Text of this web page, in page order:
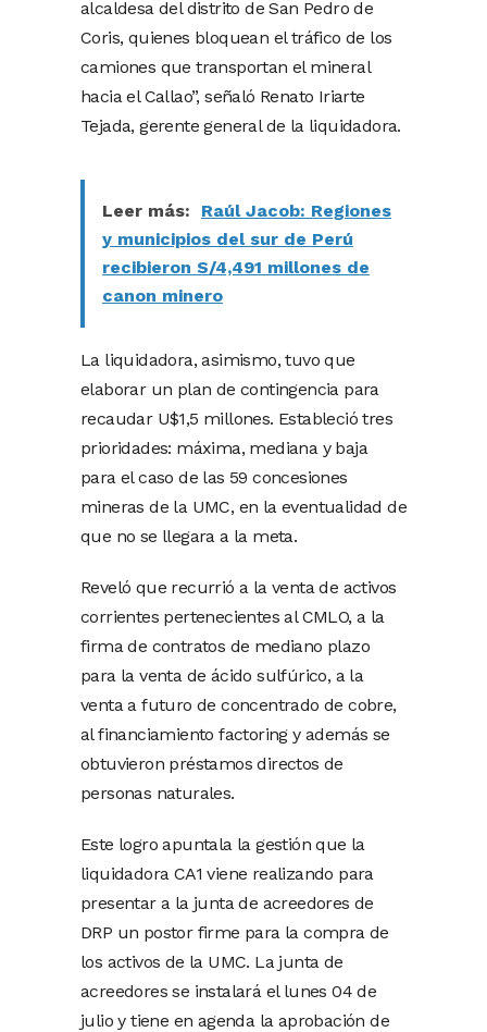
alcaldesa del distrito de San Pedro de
Coris, quienes bloquean el tráfico de los
camiones que transportan el mineral
hacia el Callao”, señaló Renato Iriarte
Tejada, gerente general de la liquidadora.
Leer más:
Raúl Jacob: Regiones
y municipios del sur de Perú
recibieron S/4,491 millones de
canon minero
La liquidadora, asimismo, tuvo que
elaborar un plan de contingencia para
recaudar U$1,5 millones. Estableció tres
prioridades: máxima, mediana y baja
para el caso de las 59 concesiones
mineras de la UMC, en la eventualidad de
que no se llegara a la meta.
Reveló que recurrió a la venta de activos
corrientes pertenecientes al CMLO, a la
firma de contratos de mediano plazo
para la venta de ácido sulfúrico, a la
venta a futuro de concentrado de cobre,
al financiamiento factoring y además se
obtuvieron préstamos directos de
personas naturales.
Este logro apuntala la gestión que la
liquidadora CA1 viene realizando para
presentar a la junta de acreedores de
DRP un postor firme para la compra de
los activos de la UMC. La junta de
acreedores se instalará el lunes 04 de
julio y tiene en agenda la aprobación de